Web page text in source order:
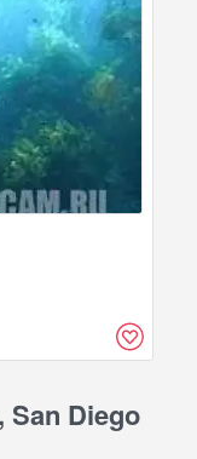
Diego